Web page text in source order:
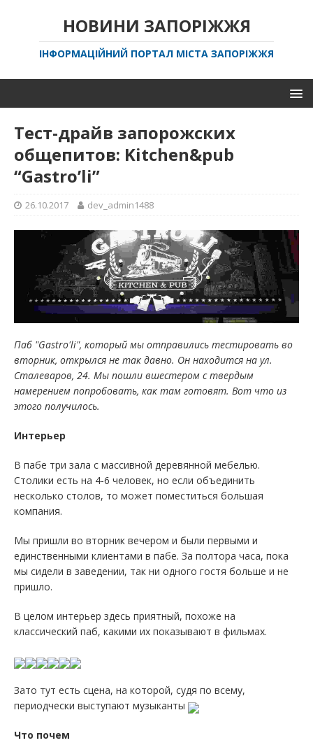
НОВИНИ ЗАПОРІЖЖЯ
ІНФОРМАЦІЙНИЙ ПОРТАЛ МІСТА ЗАПОРІЖЖЯ
Тест-драйв запорожских
общепитов: Kitchen&pub
“Gastro’li”
26.10.2017 dev_admin1488
Паб "Gastro'li", который мы отправились тестировать во
вторник, открылся не так давно. Он находится на ул.
Сталеваров, 24. Мы пошли вшестером с твердым
намерением попробовать, как там готовят. Вот что из
этого получилось.
Интерьер
В пабе три зала с массивной деревянной мебелью.
Столики есть на 4-6 человек, но если объединить
несколько столов, то может поместиться большая
компания.
Мы пришли во вторник вечером и были первыми и
единственными клиентами в пабе. За полтора часа, пока
мы сидели в заведении, так ни одного гостя больше и не
пришло.
В целом интерьер здесь приятный, похоже на
классический паб, какими их показывают в фильмах.
Зато тут есть сцена, на которой, судя по всему,
периодчески выступают музыканты
Что почем